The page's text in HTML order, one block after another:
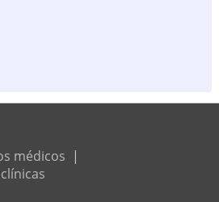
médicos |